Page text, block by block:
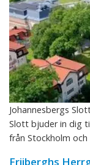
Johannesbergs
Slott bjuder in dig
från Stockholm och
Friiberghs